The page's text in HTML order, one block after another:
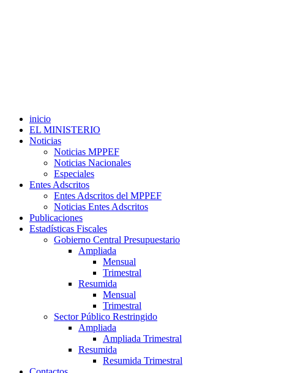
inicio
EL MINISTERIO
Noticias
Noticias MPPEF
Noticias Nacionales
Especiales
Entes Adscritos
Entes Adscritos del MPPEF
Noticias Entes Adscritos
Publicaciones
Estadísticas Fiscales
Gobierno Central Presupuestario
Ampliada
Mensual
Trimestral
Resumida
Mensual
Trimestral
Sector Público Restringido
Ampliada
Ampliada Trimestral
Resumida
Resumida Trimestral